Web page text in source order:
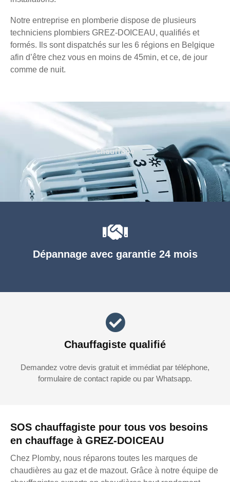
Notre entreprise en plomberie dispose de plusieurs
techniciens plombiers GREZ-DOICEAU, qualifiés et
formés. Ils sont dispatchés sur les 6 régions en Belgique
afin d’être chez vous en moins de 45min, et ce, de jour
comme de nuit.
SOS chauffagiste pour tous vos besoins
en chauffage à GREZ-DOICEAU
Chez Plomby, nous réparons toutes les marques de
chaudières au gaz et de mazout. Grâce à notre équipe de
Dépannage avec garantie 24 mois
Chauffagiste qualifié
Demandez votre devis gratuit et immédiat par téléphone,
formulaire de contact rapide ou par Whatsapp.
Chauffage